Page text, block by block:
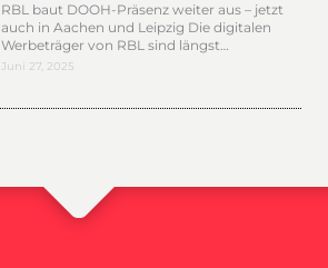
RBL baut DOOH-Präsenz weiter aus – jetzt
auch in Aachen und Leipzig Die digitalen
Werbeträger von RBL sind längst…
Juni 27, 2025